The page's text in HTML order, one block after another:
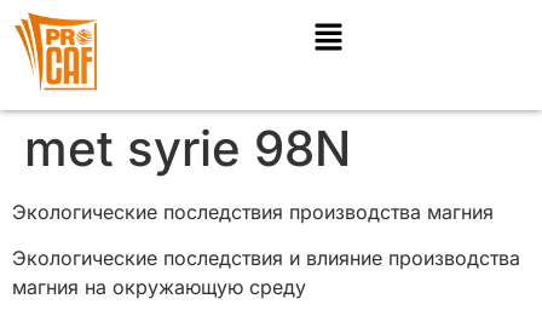
met syrie 98N
Экологические последствия производства магния
Экологические последствия и влияние производства
магния на окружающую среду